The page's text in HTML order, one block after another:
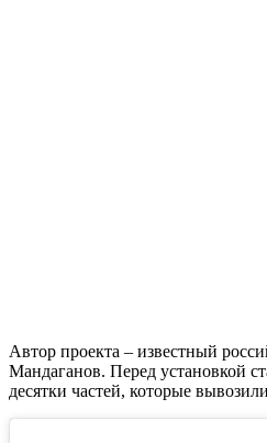
Автор проекта – известный
Мандаганов. Перед установкой
десятки частей, которые